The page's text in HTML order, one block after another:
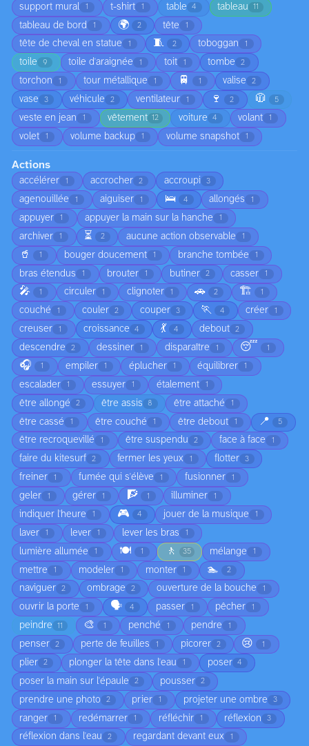
support mural 1 t-shirt 1 table 4 tableau 11
tableau de bord 1 🌍 2 tête 1
tête de cheval en statue 1 🧵 2 toboggan 1
toile 9 toile d'araignée 1 toit 1 tombe 2
torchon 1 tour métallique 1 🚆 1 valise 2
vase 3 véhicule 2 ventilateur 1 🍷 2 🧥 5
veste en jean 1 vêtement 12 voiture 4 volant 1
volet 1 volume backup 1 volume snapshot 1
Actions
accélérer 1 accrocher 2 accroupi 3
agenouillée 1 aiguiser 1 🛌 4 allongés 1
appuyer 1 appuyer la main sur la hanche 1
archiver 1 ⏳ 2 aucune action observable 1
🥤 1 bouger doucement 1 branche tombée 1
bras étendus 1 brouter 1 butiner 2 casser 1
🎤 1 circuler 1 clignoter 1 🚗 2 🏗️ 1
couché 1 couler 2 couper 3 🏃 4 créer 1
creuser 1 croissance 4 💃 4 debout 2
descendre 2 dessiner 1 disparaître 1 😴 1
🎧 1 empiler 1 éplucher 1 équilibrer 1
escalader 1 essuyer 1 étalement 1
être allongé 2 être assis 8 être attaché 1
être cassé 1 être couché 1 être debout 1 📍 5
être recroquevillé 1 être suspendu 2 face à face 1
faire du kitesurf 2 fermer les yeux 1 flotter 3
freiner 1 fumée qui s'élève 1 fusionner 1
geler 1 gérer 1 🧗 1 illuminer 1
indiquer l'heure 1 🎮 4 jouer de la musique 1
laver 1 lever 1 lever les bras 1
lumière allumée 1 🍽️ 1 🚶 35 mélange 1
mettre 1 modeler 1 monter 1 🏊 2
naviguer 2 ombrage 2 ouverture de la bouche 1
ouvrir la porte 1 🗣️ 4 passer 1 pêcher 1
peindre 11 🎨 1 penché 1 pendre 1
penser 2 perte de feuilles 1 picorer 2 😢 1
plier 2 plonger la tête dans l'eau 1 poser 4
poser la main sur l'épaule 2 pousser 2
prendre une photo 2 prier 1 projeter une ombre 3
ranger 1 redémarrer 1 réfléchir 1 réflexion 3
réflexion dans l'eau 2 regardant devant eux 1